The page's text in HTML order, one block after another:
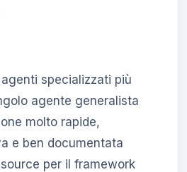
specializzati più
agente generalista
molto rapide,
e ben documentata
per il framework